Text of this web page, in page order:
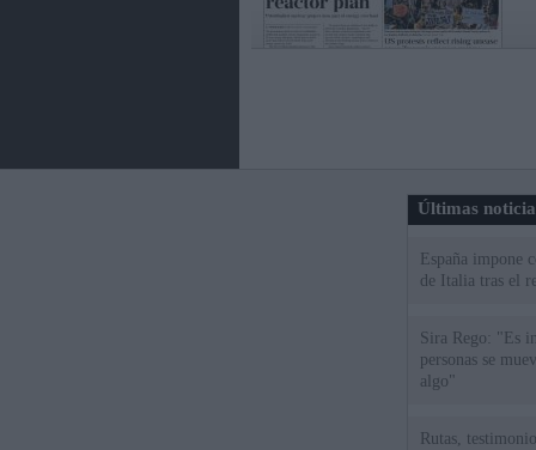
Últimas
España impone
de Italia tras el
Sira Rego: "Es
personas se
algo"
Rutas,